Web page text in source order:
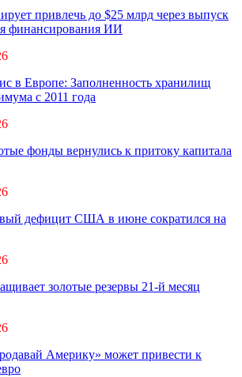
привлечь до $25 млрд через выпуск
финансирования ИИ
в Европе: Заполненность хранилищ
с 2011 года
фонды вернулись к притоку капитала
дефицит США в июне сократился на
золотые резервы 21-й месяц
Америку» может привести к